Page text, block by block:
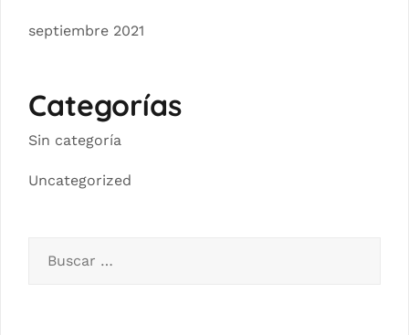
septiembre 2021
Categorías
Sin categoría
Uncategorized